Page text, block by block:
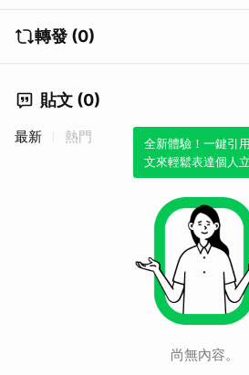
轉發 (0)
貼文 (0)
全新體驗！一鍵引
文來輕鬆表達個人立
最新 熱門
尚無內容。